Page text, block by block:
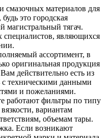
смазочных материалов для
это городская
магистральный тягач.
являющихся
ассортимент, в
оригинальная продукция
действительно есть из
с техническими данными
и пожеланиями.
работают фильтры по типу
вариантам
объемам тары.
Если возникают